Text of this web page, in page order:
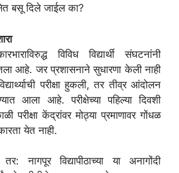
बसू दिले जाईल का?
विविध विद्यार्थी संघटनांनी
आहे. जर प्रशासनाने सुधारणा केली नाही
परीक्षा हुकली, तर तीव्र आंदोलन
आला आहे. परीक्षेच्या पहिल्या दिवशी
परीक्षा केंद्रांवर मोठ्या प्रमाणावर गोंधळ
येत नाही.
नागपूर विद्यापीठाच्या या अनागोंदी